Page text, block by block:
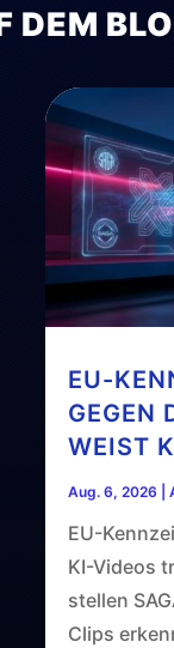
DEM
EU-
GEGEN
WEIST
Aug. 6, 2026
EU-
KI-Videos
stellen
Clips